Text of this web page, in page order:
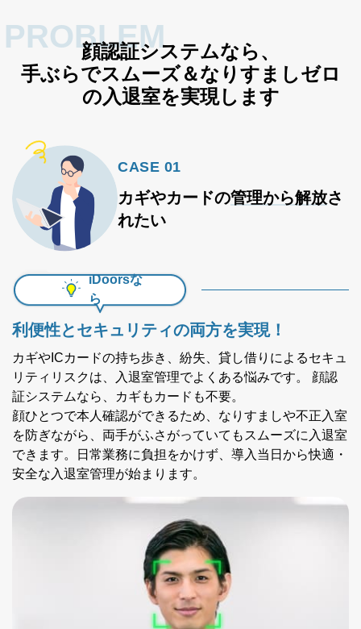
PROBLEM
顔認証システムなら、
手ぶらでスムーズ＆なりすましゼロ
の入退室を実現します
CASE 01
カギやカードの管理から解放さ
れたい
iDoorsな
ら
利便性とセキュリティの両方を実現！
カギやICカードの持ち歩き、紛失、貸し借りによるセキュ
リティリスクは、入退室管理でよくある悩みです。 顔認
証システムなら、カギもカードも不要。
顔ひとつで本人確認ができるため、なりすましや不正入室
を防ぎながら、両手がふさがっていてもスムーズに入退室
できます。日常業務に負担をかけず、導入当日から快適・
安全な入退室管理が始まります。